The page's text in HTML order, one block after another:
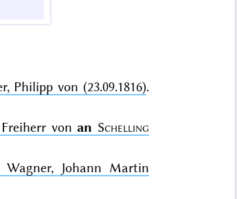
Philipp von (23.09.1816).
vonan Schelling
Wagner, Johann Martin